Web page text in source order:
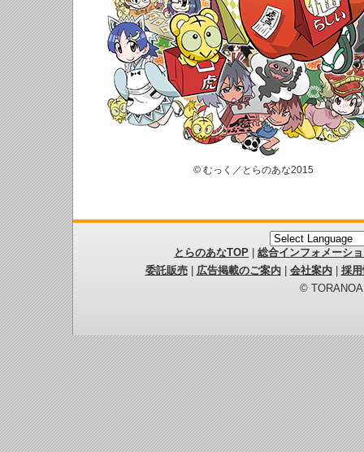
© むっく／とらのあな2015
とらのあなTOP
総合インフォメーシ
委託販売| 広告掲載のご案内| 会社案内| 採
©